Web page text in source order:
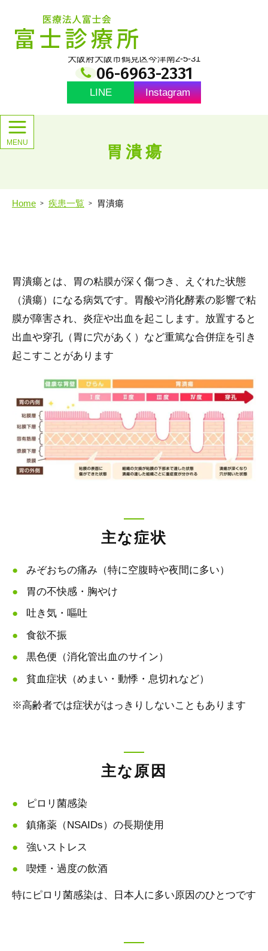
医療法人富士会 富士診療所
大阪府大阪市鶴見区今津南2-5-31
06-6963-2331
LINE Instagram
Home 疾患一覧 胃潰瘍
胃潰瘍
胃潰瘍とは、胃の粘膜が深く傷つき、えぐれた状態
（潰瘍）になる病気です。胃酸や消化酵素の影響で粘
膜が障害され、炎症や出血を起こします。放置すると
出血や穿孔（胃に穴があく）など重篤な合併症を引き
起こすことがあります
主な症状
みぞおちの痛み（特に空腹時や夜間に多い）
胃の不快感・胸やけ
吐き気・嘔吐
食欲不振
黒色便（消化管出血のサイン）
貧血症状（めまい・動悸・息切れなど）
※高齢者では症状がはっきりしないこともあります
主な原因
ピロリ菌感染
鎮痛薬（NSAIDs）の長期使用
強いストレス
喫煙・過度の飲酒
特にピロリ菌感染は、日本人に多い原因のひとつです